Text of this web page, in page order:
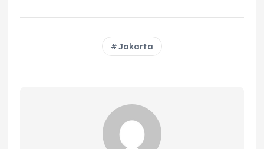
c it a
ts
ai
l
re
a
d
a
re
Jakarta